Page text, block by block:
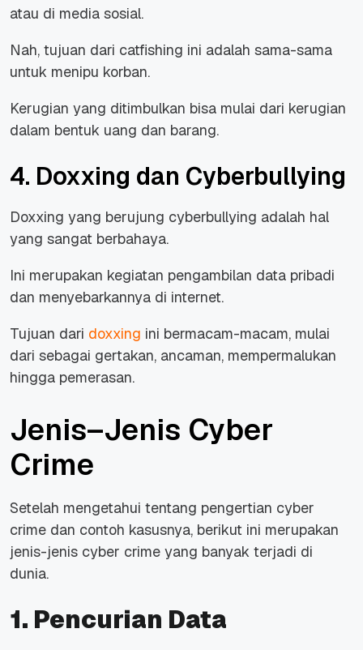
atau di media sosial.
Nah, tujuan dari catfishing ini adalah sama-sama
untuk menipu korban.
Kerugian yang ditimbulkan bisa mulai dari kerugian
dalam bentuk uang dan barang.
4. Doxxing dan Cyberbullying
Doxxing yang berujung cyberbullying adalah hal
yang sangat berbahaya.
Ini merupakan kegiatan pengambilan data pribadi
dan menyebarkannya di internet.
Tujuan dari doxxing ini bermacam-macam, mulai
dari sebagai gertakan, ancaman, mempermalukan
hingga pemerasan.
Jenis–Jenis Cyber
Crime
Setelah mengetahui tentang pengertian cyber
crime dan contoh kasusnya, berikut ini merupakan
jenis-jenis cyber crime yang banyak terjadi di
dunia.
1. Pencurian Data